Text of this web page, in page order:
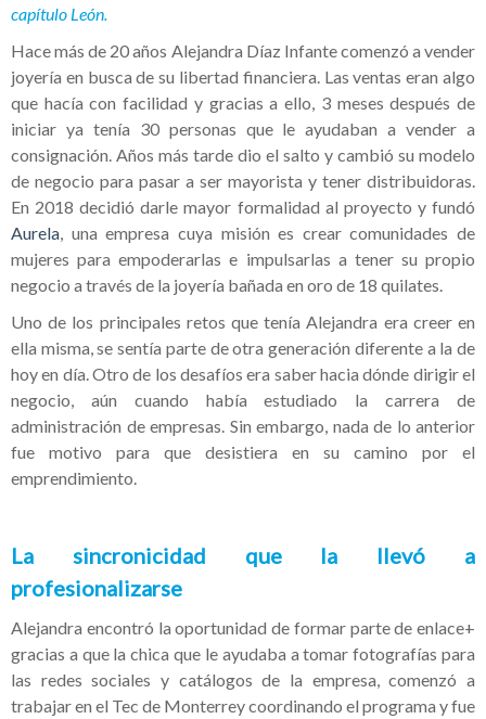
capítulo León.
Hace más de 20 años Alejandra Díaz Infante comenzó a vender
joyería en busca de su libertad financiera. Las ventas eran algo
que hacía con facilidad y gracias a ello, 3 meses después de
iniciar ya tenía 30 personas que le ayudaban a vender a
consignación. Años más tarde dio el salto y cambió su modelo
de negocio para pasar a ser mayorista y tener distribuidoras.
En 2018 decidió darle mayor formalidad al proyecto y fundó
Aurela, una empresa cuya misión es crear comunidades de
mujeres para empoderarlas e impulsarlas a tener su propio
negocio a través de la joyería bañada en oro de 18 quilates.
Uno de los principales retos que tenía Alejandra era creer en
ella misma, se sentía parte de otra generación diferente a la de
hoy en día. Otro de los desafíos era saber hacia dónde dirigir el
negocio, aún cuando había estudiado la carrera de
administración de empresas. Sin embargo, nada de lo anterior
fue motivo para que desistiera en su camino por el
emprendimiento.
La sincronicidad que la llevó a
profesionalizarse
Alejandra encontró la oportunidad de formar parte de enlace+
gracias a que la chica que le ayudaba a tomar fotografías para
las redes sociales y catálogos de la empresa, comenzó a
trabajar en el Tec de Monterrey coordinando el programa y fue